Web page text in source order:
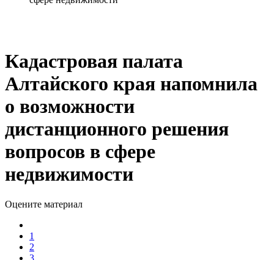
Кадастровая палата
Алтайского края напомнила
о возможности
дистанционного решения
вопросов в сфере
недвижимости
Оцените материал
1
2
3